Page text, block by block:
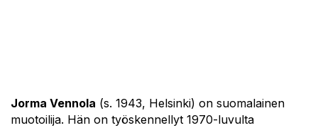
Jorma Vennola (s. 1943, Helsinki) on suomalainen
muotoilija. Hän on työskennellyt 1970-luvulta